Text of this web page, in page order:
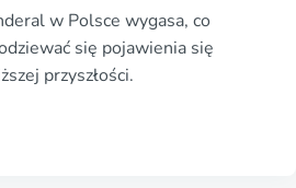
w Polsce wygasa, co
się pojawienia się
przyszłości.